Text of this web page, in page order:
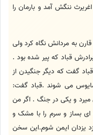
ننگش آمد و بارمان را
به مردانش نگاه کرد ولی
قباد که پیر شده بود .
گفت که دیگر جنگیدن از
می شوند .قباد گفت:
و یکی در جنگ . اگر من
ای بساز و سرم را با مشک و
یزدان ایمن شوم.این سخن